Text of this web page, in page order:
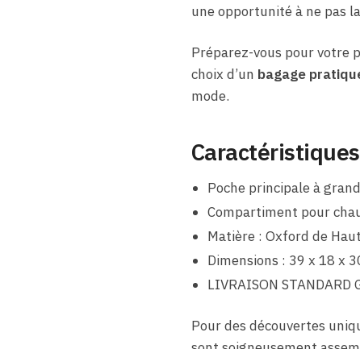
une opportunité à ne pas
Préparez-vous pour votre
choix d’un bagage
mode.
Poche principale à
Compartiment pour
Matière : Oxford de
Dimensions : 39 x 18 x
LIVRAISON STANDARD
Pour des découvertes